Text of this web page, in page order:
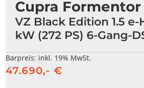
Cupra Formentor
VZ Black Edition 1.5 e-
kW (272 PS) 6-Gang-
Barpreis: inkl. 19% MwSt.
47.690,- €